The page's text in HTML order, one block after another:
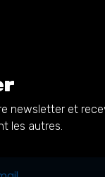
newsletter et
les autres.